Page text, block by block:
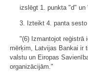
izslēgt 1. punkta "d" un
3. Izteikt 4. panta
"(6) Izmantojot reģistrā
mērķim, Latvijas Bankai ir
valstu un Eiropas
organizācijām."